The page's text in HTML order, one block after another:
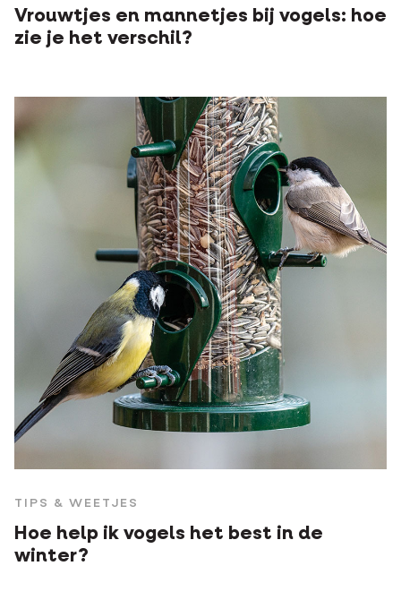
Vrouwtjes en mannetjes bij vogels: hoe
zie je het verschil?
TIPS & WEETJES
Hoe help ik vogels het best in de
winter?